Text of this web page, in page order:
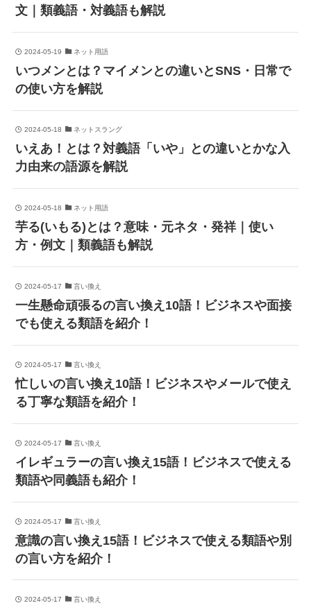
文｜類義語・対義語も解説
2024-05-19 ネット用語
いつメンとは？マイメンとの違いとSNS・日常で
の使い方を解説
2024-05-18 ネットスラング
いえあ！とは？対義語「いや」との違いとかな入
力由来の語源を解説
2024-05-18 ネット用語
芋る(いもる)とは？意味・元ネタ・発祥｜使い
方・例文｜類義語も解説
2024-05-17 言い換え
一生懸命頑張るの言い換え10語！ビジネスや面接
でも使える類語を紹介！
2024-05-17 言い換え
忙しいの言い換え10語！ビジネスやメールで使え
る丁寧な類語を紹介！
2024-05-17 言い換え
イレギュラーの言い換え15語！ビジネスで使える
類語や同義語も紹介！
2024-05-17 言い換え
意識の言い換え15語！ビジネスで使える類語や別
の言い方を紹介！
2024-05-17 言い換え